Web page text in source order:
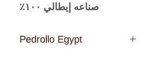
صناعه إيطالي ١٠٠٪
Pedrollo Egypt